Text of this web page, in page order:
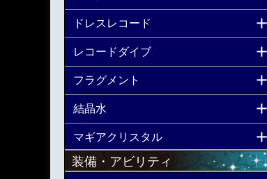
ドレスレコード
レコードダイブ
フラグメント
結晶水
マギアクリスタル
装備・アビリティ